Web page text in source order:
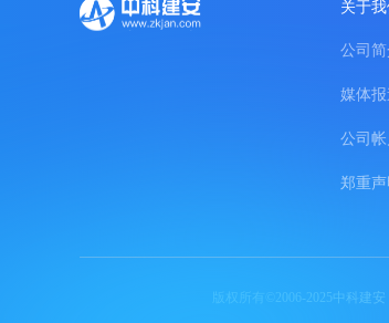
关于我
公司简
媒体报
公司帐
郑重声
版权所有©2006-2025中科建